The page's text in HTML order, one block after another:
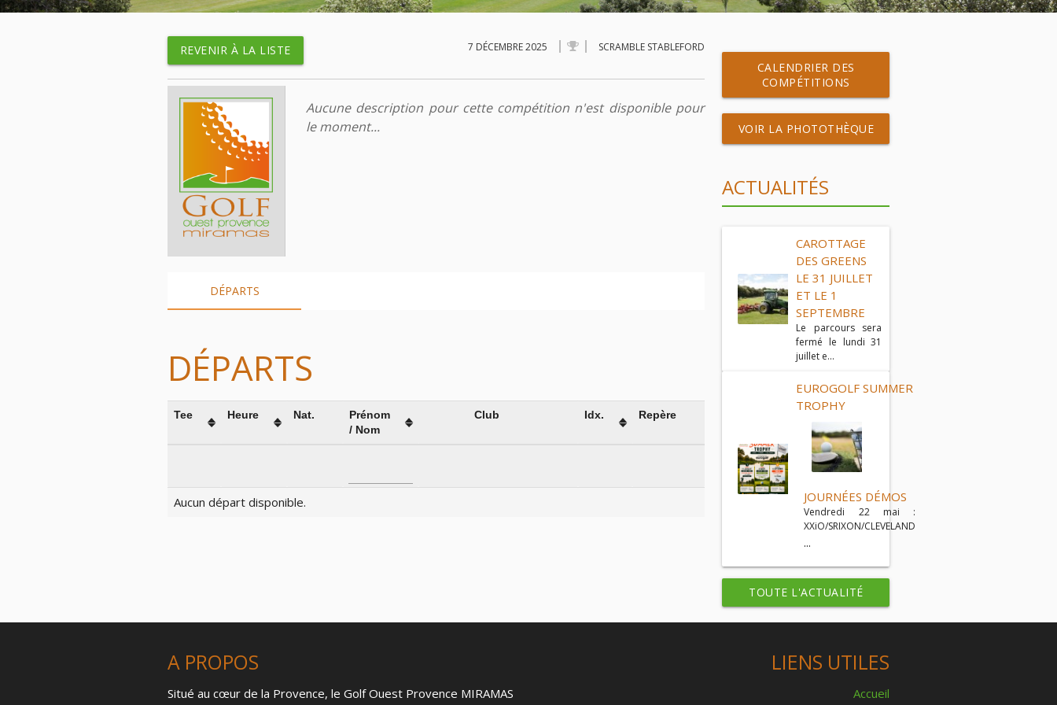
REVENIR À LA LISTE 7 DÉCEMBRE 2025 SCRAMBLE STABLEFORD
Aucune description pour cette compétition n'est disponible pour
le moment...
DÉPARTS
DÉPARTS
Tee Heure Nat.
Prénom
/ Nom
Club Idx. Repère
Aucun départ disponible.
CALENDRIER DES
COMPÉTITIONS
VOIR LA PHOTOTHÈQUE
ACTUALITÉS
CAROTTAGE
DES GREENS
LE 31 JUILLET
ET LE 1
SEPTEMBRE
Le parcours sera
fermé le lundi 31
juillet e...
EUROGOLF SUMMER
TROPHY
JOURNÉES DÉMOS
Vendredi 22 mai :
XXiO/SRIXON/CLEVELAND
...
TOUTE L'ACTUALITÉ
A PROPOS
Situé au cœur de la Provence, le Golf Ouest Provence MIRAMAS
LIENS UTILES
Accueil